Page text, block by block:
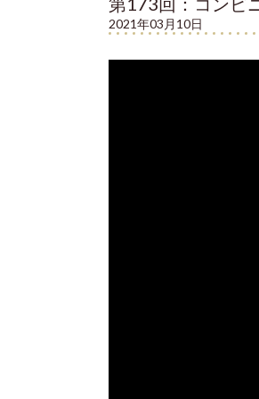
2021年03月10日